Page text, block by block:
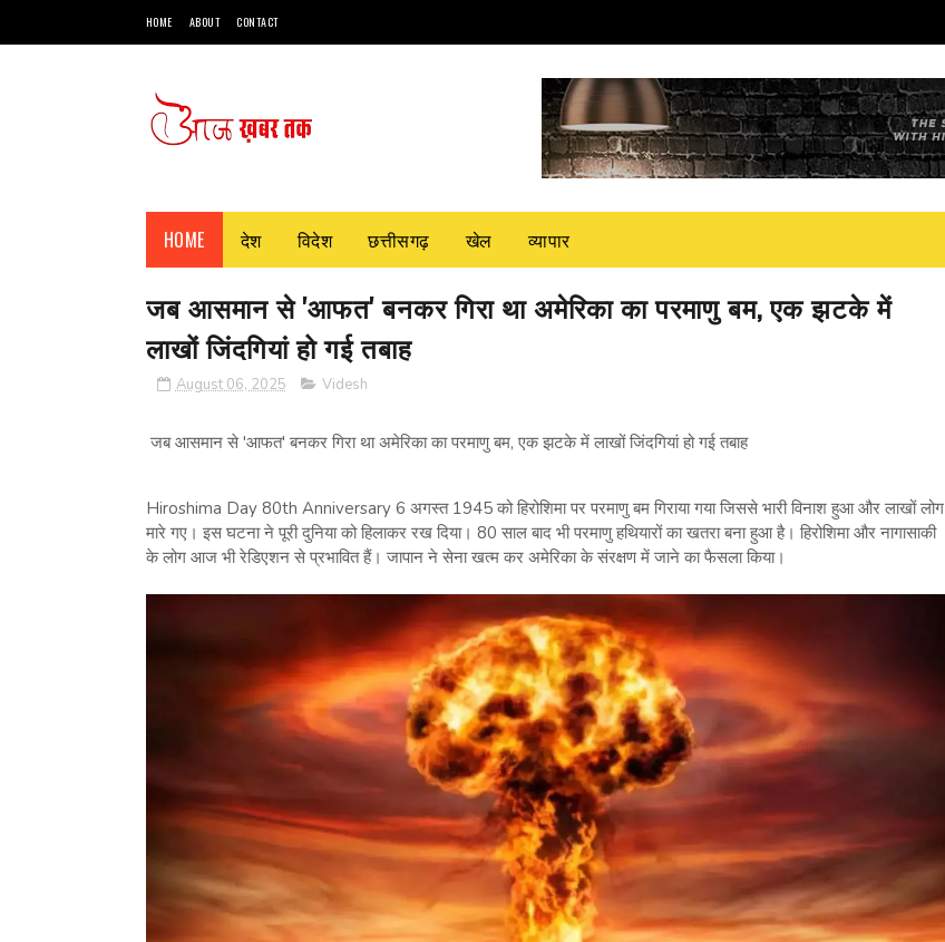
HOME ABOUT CONTACT
HOME देश विदेश छत्तीसगढ़ खेल व्यापार
जब आसमान से 'आफत' बनकर गिरा था अमेरिका का परमाणु बम, एक झटके में
लाखों जिंदगियां हो गई तबाह
August 06, 2025 Videsh
जब आसमान से 'आफत' बनकर गिरा था अमेरिका का परमाणु बम, एक झटके में लाखों जिंदगियां हो गई तबाह
Hiroshima Day 80th Anniversary 6 अगस्त 1945 को हिरोशिमा पर परमाणु बम गिराया गया जिससे भारी विनाश हुआ और लाखों लोग
मारे गए। इस घटना ने पूरी दुनिया को हिलाकर रख दिया। 80 साल बाद भी परमाणु हथियारों का खतरा बना हुआ है। हिरोशिमा और नागासाकी
के लोग आज भी रेडिएशन से प्रभावित हैं। जापान ने सेना खत्म कर अमेरिका के संरक्षण में जाने का फैसला किया।